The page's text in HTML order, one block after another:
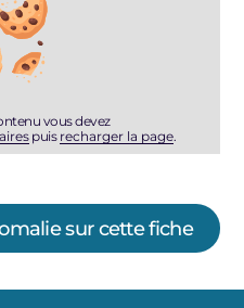
vous devez
puis recharger la page.
sur cette fiche